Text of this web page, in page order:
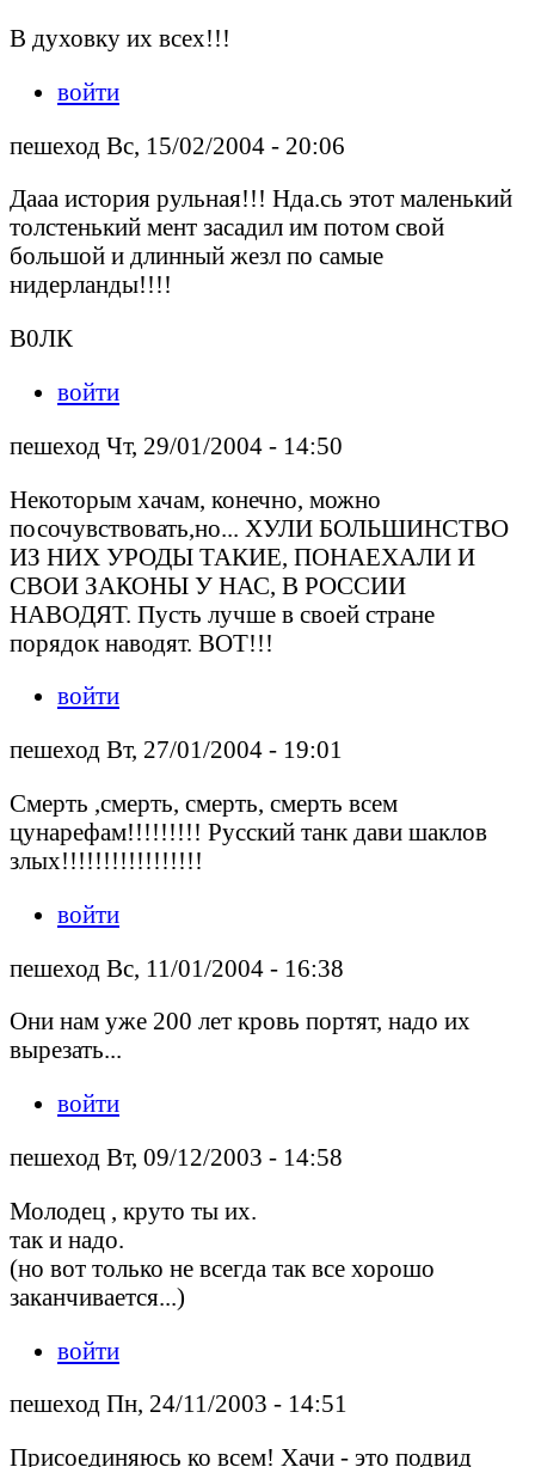
В духовку их всех!!!
войти
пешеход Вс, 15/02/2004 - 20:06
Дааа история рульная!!! Нда.сь этот маленький
толстенький мент засадил им потом свой
большой и длинный жезл по самые
нидерланды!!!!
В0ЛК
войти
пешеход Чт, 29/01/2004 - 14:50
Некоторым хачам, конечно, можно
посочувствовать,но... ХУЛИ БОЛЬШИНСТВО
ИЗ НИХ УРОДЫ ТАКИЕ, ПОНАЕХАЛИ И
СВОИ ЗАКОНЫ У НАС, В РОССИИ
НАВОДЯТ. Пусть лучше в своей стране
порядок наводят. ВОТ!!!
войти
пешеход Вт, 27/01/2004 - 19:01
Смерть ,смерть, смерть, смерть всем
цунарефам!!!!!!!!! Русский танк дави шаклов
злых!!!!!!!!!!!!!!!!!
войти
пешеход Вс, 11/01/2004 - 16:38
Они нам уже 200 лет кровь портят, надо их
вырезать...
войти
пешеход Вт, 09/12/2003 - 14:58
Молодец , круто ты их.
так и надо.
(но вот только не всегда так все хорошо
заканчивается...)
войти
пешеход Пн, 24/11/2003 - 14:51
Присоединяюсь ко всем! Хачи - это подвид